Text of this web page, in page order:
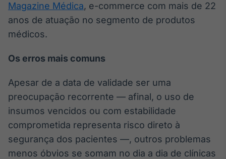
Monitoramento
notícias e
A melhor
analisar fundos
de investimento
no Brasil
IA
Em breve
Magazine Médica, e-commerce com mais de 22
anos de atuação no segmento de produtos
médicos.
Os erros mais comuns
Apesar de a data de validade ser uma
preocupação recorrente — afinal, o uso de
insumos vencidos ou com estabilidade
comprometida representa risco direto à
segurança dos pacientes —, outros problemas
menos óbvios se somam no dia a dia de clínicas